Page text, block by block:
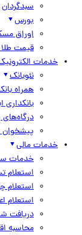
سبدگردان
بورس
اوراق مسکن
قیمت طلا و
خدمات الکترونیک
نئوبانک
همراه بانک
بانکداری
درگاه‌های
پیشخوان
خدمات مالی
خدمات
استعلام
استعلام چک
استعلام
دریافت
محاسبه